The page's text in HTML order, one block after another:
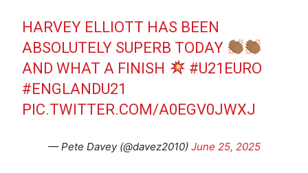
HARVEY ELLIOTT HAS BEEN
ABSOLUTELY SUPERB TODAY
AND WHAT A FINISH
#U21EURO
#ENGLANDU21
PIC.TWITTER.COM/A0EGV0JWXJ
— Pete Davey (@davez2010) June 25, 2025